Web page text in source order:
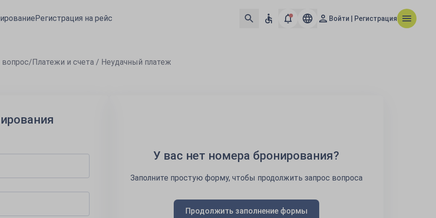
Регистрация на рейс Войти | Регистрация
вопрос/Платежи и счета / Неудачный платеж
У вас нет номера бронирования?
Заполните простую форму, чтобы продолжить запрос вопроса
Продолжить заполнение формы